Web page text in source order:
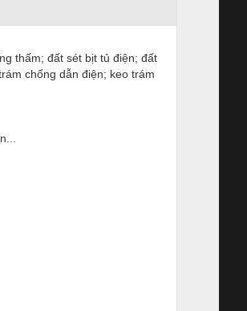
thấm; đất sét bịt tủ điện; đất
chống dẫn điện; keo trám